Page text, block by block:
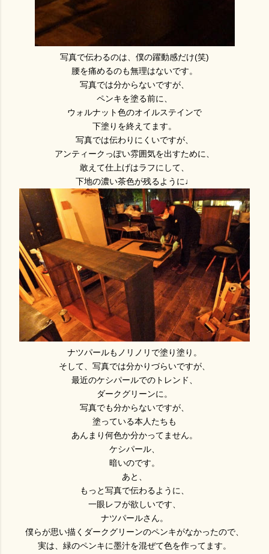
写真で伝わるのは、僕の躍動感だけ(笑)
腰を痛めるのも無理はないです。
写真では分からないですが、
ペンキを塗る前に、
ウォルナット色のオイルステインで
下塗りを終えてます。
写真では伝わりにくいですが、
アンティークっぽい雰囲気を出すために、
敢えて仕上げはラフにして、
下地の濃い茶色が残るように♩
ナツパールもノリノリで塗り塗り。
そして、写真では分かりづらいですが、
最近のケシパールでのトレンド、
ダークグリーンに。
写真でも分からないですが、
塗っている本人たちも
あんまり何色か分かってません。
ケシパール、
暗いのです。
あと、
もっと写真で伝わるように、
一眼レフが欲しいです、
ナツパールさん。
僕らが思い描くダークグリーンのペンキがなかったので、
実は、緑のペンキに墨汁を混ぜて色を作ってます。